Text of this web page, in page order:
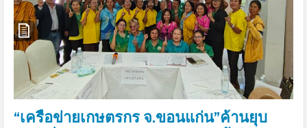
“เครือข่ายเกษตรกร จ.ขอนแก่น”ค้านยุบ